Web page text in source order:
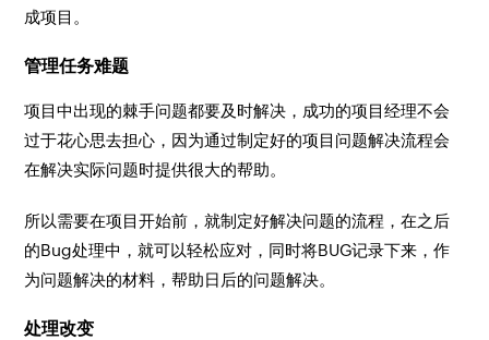
成项目。
管理任务难题
项目中出现的棘手问题都要及时解决，成功的项目经理不会
过于花心思去担心，因为通过制定好的项目问题解决流程会
在解决实际问题时提供很大的帮助。
所以需要在项目开始前，就制定好解决问题的流程，在之后
的Bug处理中，就可以轻松应对，同时将BUG记录下来，作
为问题解决的材料，帮助日后的问题解决。
处理改变